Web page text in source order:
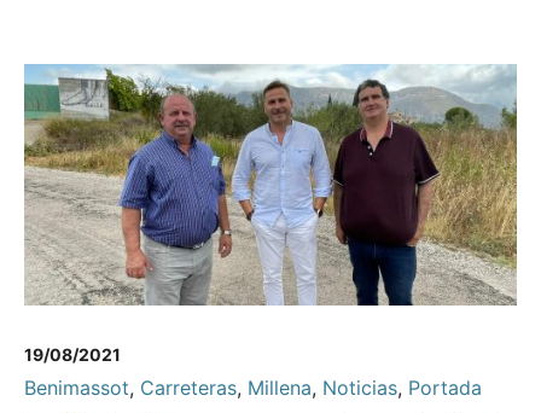
19/08/2021
Benimassot, Carreteras, Millena, Noticias, Portada